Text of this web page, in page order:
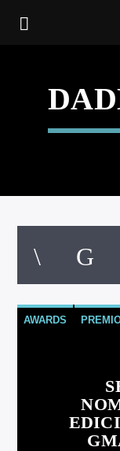
CANCIÓN ACTUAL
AWARDS